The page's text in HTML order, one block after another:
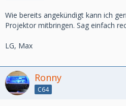
Wie bereits angekündigt kann ich
Projektor mitbringen. Sag einfach
LG, Max
Ronny
C64